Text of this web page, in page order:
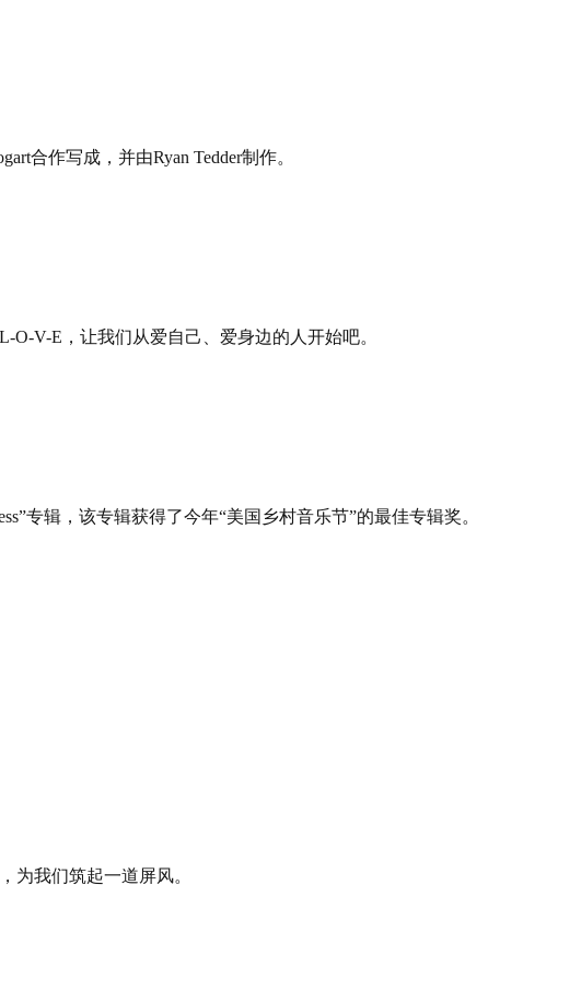
合作写成，并由Ryan Tedder制作。
O-V-E，让我们从爱自己、爱身边的人开始吧。
专辑，该专辑获得了今年“美国乡村音乐节”的最佳专辑奖。
为我们筑起一道屏风。